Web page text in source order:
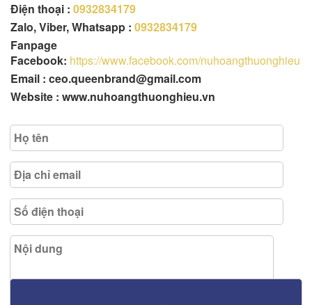
Điện thoại : 0932834179
Zalo, Viber, Whatsapp : 0932834179
Fanpage
Facebook: https://www.facebook.com/nuhoangthuonghieu
Email : ceo.queenbrand@gmail.com
Website : www.nuhoangthuonghieu.vn